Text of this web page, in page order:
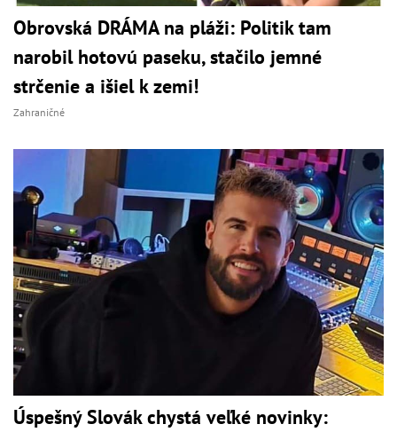
Obrovská DRÁMA na pláži: Politik tam
narobil hotovú paseku, stačilo jemné
strčenie a išiel k zemi!
Zahraničné
Úspešný Slovák chystá veľké novinky: